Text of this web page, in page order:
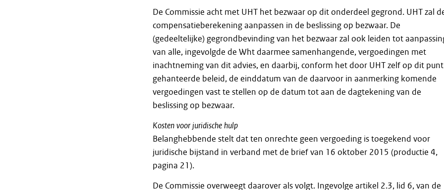
De Commissie acht met UHT het bezwaar op dit onderdeel gegrond. UHT zal
compensatieberekening aanpassen in de beslissing op bezwaar. De
(gedeeltelijke) gegrondbevinding van het bezwaar zal ook leiden tot
van alle, ingevolgde de Wht daarmee samenhangende, vergoedingen met
inachtneming van dit advies, en daarbij, conform het door UHT zelf op dit punt
gehanteerde beleid, de einddatum van de daarvoor in aanmerking komende
vergoedingen vast te stellen op de datum tot aan de dagtekening van de
beslissing op bezwaar.
Kostenvoor juridischehulp
Belanghebbende stelt dat ten onrechte geen vergoeding is toegekend voor
juridische bijstand in verband met de brief van 16 oktober 2015 (productie 4,
pagina 21).
De Commissie overweegt daarover als volgt. Ingevolge artikel 2.3, lid 6, van de